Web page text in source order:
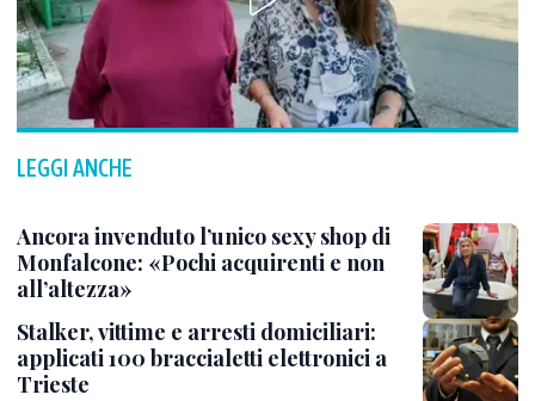
LEGGI ANCHE
Ancora invenduto l’unico sexy shop di
Monfalcone: «Pochi acquirenti e non
all’altezza»
Stalker, vittime e arresti domiciliari:
applicati 100 braccialetti elettronici a
Trieste